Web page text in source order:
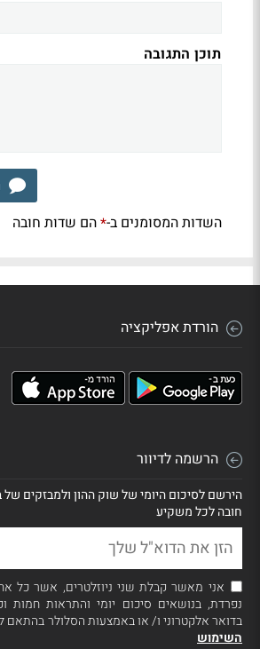
תוכן התגובה
השדות המסומנים ב-*הם שדות חובה
הורדת אפליקציה
הרשמה לדיוור
הירשם לסיכום היומי של שוק ההון ולמבזקים של
חובה לכל משקיע
אני מאשר קבלת שני ניוזלטרים, אשר כל
נפרדת, בנושאים סיכום יומי והתראות חמות
בדואר אלקטרוני ו/ או באמצעות הסלולר בהתאם
השימוש